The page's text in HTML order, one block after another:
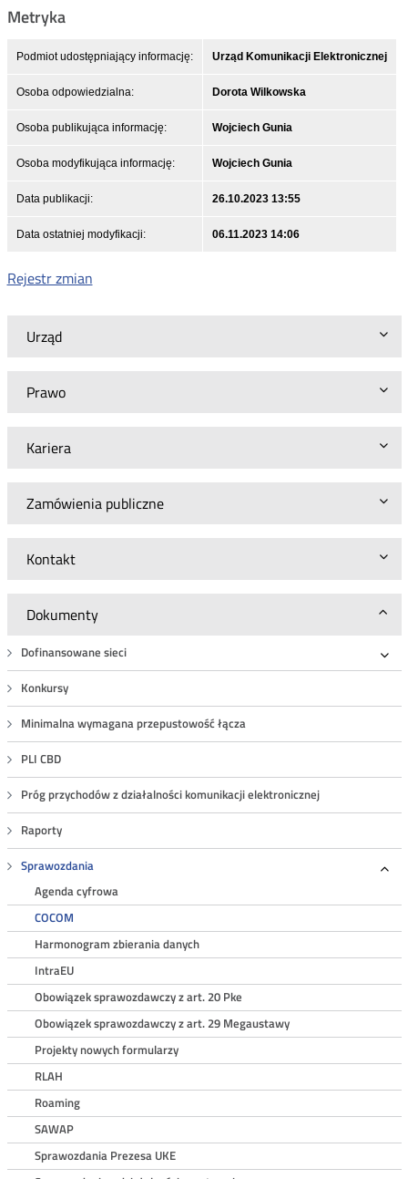
Urząd
Prawo
Kariera
Zamówienia publiczne
Kontakt
Dokumenty
Dofinansowane sieci
Konkursy
Minimalna wymagana przepustowość łącza
PLI CBD
Próg przychodów z działalności komunikacji elektronicznej
Raporty
Sprawozdania
Agenda cyfrowa
COCOM
Harmonogram zbierania danych
IntraEU
Obowiązek sprawozdawczy z art. 20 Pke
Obowiązek sprawozdawczy z art. 29 Megaustawy
Projekty nowych formularzy
RLAH
Roaming
SAWAP
Sprawozdania Prezesa UKE
Metryka
Podmiot udostępniający informację: Urząd Komunikacji Elektronicznej
Osoba odpowiedzialna: Dorota Wilkowska
Osoba publikująca informację: Wojciech Gunia
Osoba modyfikująca informację: Wojciech Gunia
Data publikacji: 26.10.2023 13:55
Data ostatniej modyfikacji: 06.11.2023 14:06
Rejestr zmian